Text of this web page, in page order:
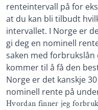
Les mer om Santander →
Hva er forskjellen
effektiv rente?
Du kan ikke vite
kostnaden på ditt
renteintervall på for
at du kan bli tilbudt
intervallet. I Norge er
gi deg en nominell
saken med
kommer til å få den
Norge er det kanskje
nominell rente på
Hvordan finner jeg